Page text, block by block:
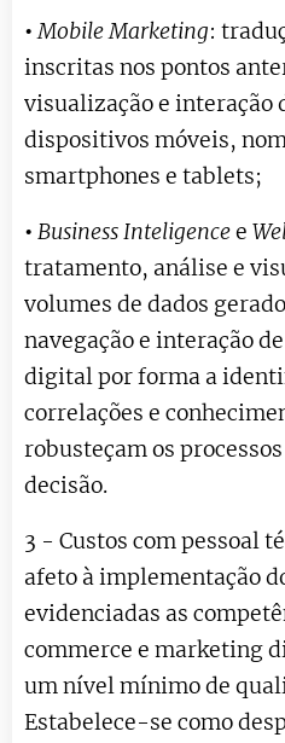
•Mobile Marketing:
inscritas nos pontos
visualização e interação
dispositivos móveis,
smartphones e tablets;
• Business Inteligencee
tratamento, análise e
volumes de dados
navegação e interação
digital por forma a
correlações e
robusteçam os
decisão.
3 - Custos com pessoal
afeto à implementação
evidenciadas as
commerce e marketing
um nível mínimo de
Estabelece-se como